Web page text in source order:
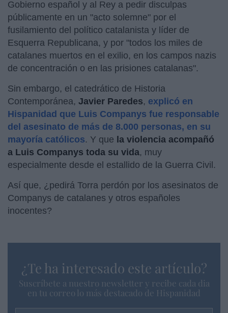
Gobierno español y al Rey a pedir disculpas
públicamente en un "acto solemne" por el
fusilamiento del político catalanista y líder de
Esquerra Republicana, y por "todos los miles de
catalanes muertos en el exilio, en los campos nazis
de concentración o en las prisiones catalanas".
Sin embargo, el catedrático de Historia
Contemporánea, Javier Paredes, explicó en
Hispanidad que Luis Companys fue responsable
del asesinato de más de 8.000 personas, en su
mayoría católicos. Y que la violencia acompañó
a Luis Companys toda su vida, muy
especialmente desde el estallido de la Guerra Civil.
Así que, ¿pedirá Torra perdón por los asesinatos de
Companys de catalanes y otros españoles
inocentes?
¿Te ha interesado este artículo?
Suscríbete a nuestro newsletter y recibe cada dia
en tu correo lo más destacado de Hispanidad